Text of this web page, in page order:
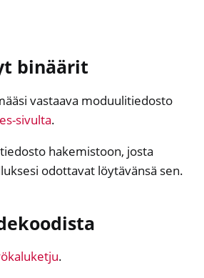
binäärit
vastaava moduulitiedosto
sivulta.
hakemistoon, josta
odottavat löytävänsä sen.
.